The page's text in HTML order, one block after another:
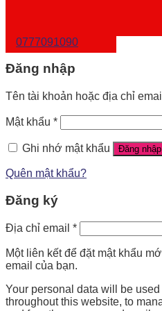
0777091090
Đăng nhập
Tên tài khoản hoặc địa chỉ email
Mật khẩu *
Ghi nhớ mật khẩu Đăng nhập
Quên mật khẩu?
Đăng ký
Địa chỉ email *
Một liên kết để đặt mật khẩu
email của bạn.
Your personal data will be
throughout this website, to